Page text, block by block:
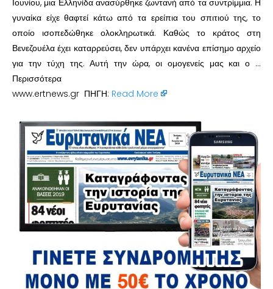
Ιουνίου, μια Ελληνίδα ανασύρθηκε ζωντανή από τα συντρίμμια. Η
γυναίκα είχε θαφτεί κάτω από τα ερείπια του σπιτιού της, το
οποίο ισοπεδώθηκε ολοκληρωτικά. Καθώς το κράτος στη
Βενεζουέλα έχει καταρρεύσει, δεν υπάρχει κανένα επίσημο αρχείο
για την τύχη της. Αυτή την ώρα, οι ομογενείς μας και ο …
Περισσότερα
www.ertnews.gr ΠΗΓΗ: Read More